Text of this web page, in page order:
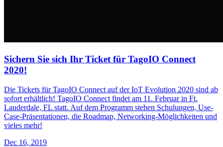
Sichern Sie sich Ihr Ticket für TagoIO Connect
2020!
Die Tickets für TagoIO Connect auf der IoT Evolution 2020 sind ab
sofort erhältlich! TagoIO Connect findet am 11. Februar in Ft.
Lauderdale, FL statt. Auf dem Programm stehen Schulungen, Use-
Case-Präsentationen, die Roadmap, Networking-Möglichkeiten und
vieles mehr!
Dec 16, 2019